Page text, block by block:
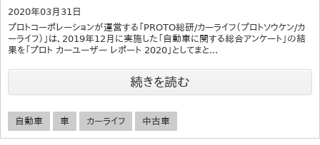
2020年03月31日
プロトコーポレーションが運営する「PROTO総研/カーライフ（プロトソウケン/カ
ーライフ）」は、2019年12月に実施した「自動車に関する総合アンケート」の結
果を「プロト カーユーザー レポート 2020」としてまと...
続きを読む
自動車 車 カーライフ 中古車